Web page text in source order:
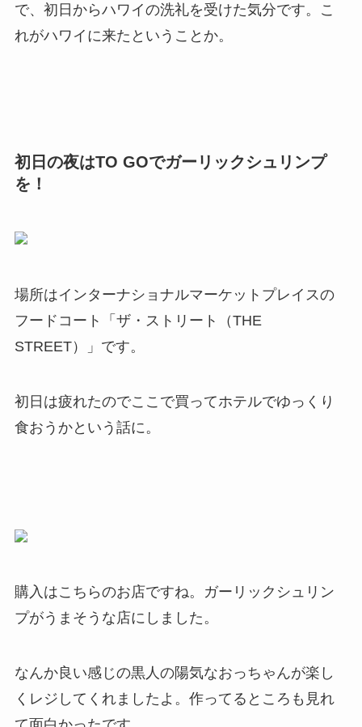
で、初日からハワイの洗礼を受けた気分です。こ
れがハワイに来たということか。
初日の夜はTO GOでガーリックシュリンプ
を！
場所はインターナショナルマーケットプレイスの
フードコート「ザ・ストリート（THE
STREET）」です。
初日は疲れたのでここで買ってホテルでゆっくり
食おうかという話に。
購入はこちらのお店ですね。ガーリックシュリン
プがうまそうな店にしました。
なんか良い感じの黒人の陽気なおっちゃんが楽し
くレジしてくれましたよ。作ってるところも見れ